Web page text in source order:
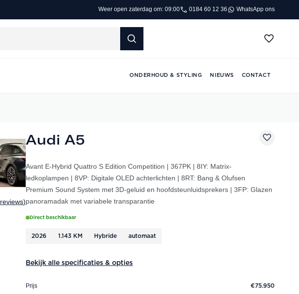
Weer open zaterdag om: 09:00 0184 60 12 36 WhatsApp ons
ONDERHOUD & STYLING NIEUWS CONTACT
reviews)
Audi A5
Avant E-Hybrid Quattro S Edition Competition | 367PK | 8IY: Matrix-
ledkoplampen | 8VP: Digitale OLED achterlichten | 8RT: Bang & Olufsen
Premium Sound System met 3D-geluid en hoofdsteunluidsprekers | 3FP: Glazen
panoramadak met variabele transparantie
Direct beschikbaar
2026 1.143 KM Hybride automaat
Bekijk alle specificaties & opties
Prijs €75.950